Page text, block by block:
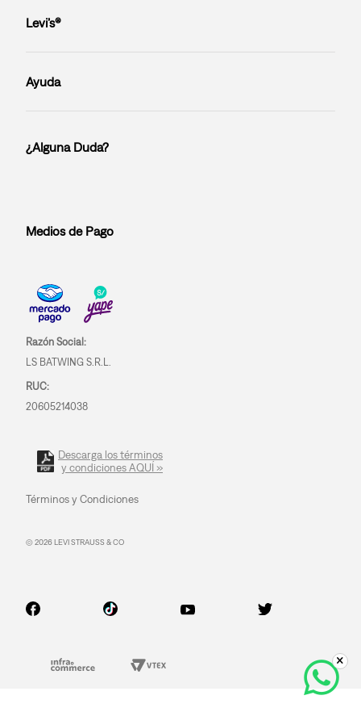
Levi’s®
Ayuda
¿Alguna Duda?
Medios de Pago
Razón Social:
LS BATWING S.R.L.
RUC:
20605214038
Descarga los términos
y condiciones AQUÍ »
Términos y Condiciones
© 2026 LEVI STRAUSS & CO